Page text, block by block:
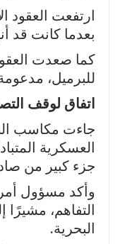
بعدما كانت قد أنهت تعاملات
للبرميل،
اتفاق لوقف
جاءت مكاسب
العسكرية
جزء كبير من
وأكد مسؤول
التفاهم، مشيرًا
البحرية.